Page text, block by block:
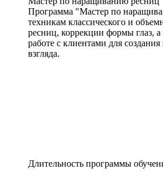
Программа "Мастер по
техникам классического и
ресниц, коррекции формы глаз, а
работе с клиентами для
взгляда.
Длительность программы